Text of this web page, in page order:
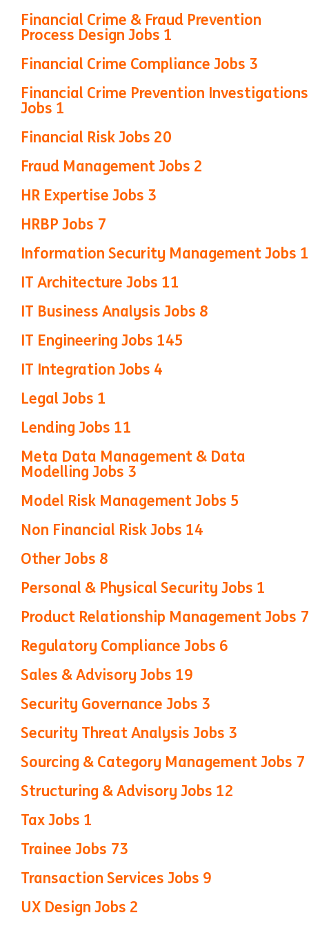
Financial Crime & Fraud Prevention
Process Design Jobs 1
Financial Crime Compliance Jobs 3
Financial Crime Prevention Investigations
Jobs 1
Financial Risk Jobs 20
Fraud Management Jobs 2
HR Expertise Jobs 3
HRBP Jobs 7
Information Security Management Jobs 1
IT Architecture Jobs 11
IT Business Analysis Jobs 8
IT Engineering Jobs 145
IT Integration Jobs 4
Legal Jobs 1
Lending Jobs 11
Meta Data Management & Data
Modelling Jobs 3
Model Risk Management Jobs 5
Non Financial Risk Jobs 14
Other Jobs 8
Personal & Physical Security Jobs 1
Product Relationship Management Jobs 7
Regulatory Compliance Jobs 6
Sales & Advisory Jobs 19
Security Governance Jobs 3
Security Threat Analysis Jobs 3
Sourcing & Category Management Jobs 7
Structuring & Advisory Jobs 12
Tax Jobs 1
Trainee Jobs 73
Transaction Services Jobs 9
UX Design Jobs 2